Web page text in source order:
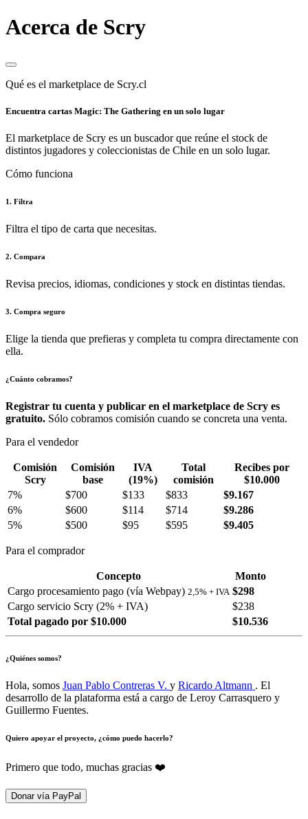
Acerca de Scry
Qué es el marketplace de Scry.cl
Encuentra cartas Magic: The Gathering en un solo lugar
El marketplace de Scry es un buscador que reúne el stock de
distintos jugadores y coleccionistas de Chile en un solo lugar.
Cómo funciona
1. Filtra
Filtra el tipo de carta que necesitas.
2. Compara
Revisa precios, idiomas, condiciones y stock en distintas tiendas.
3. Compra seguro
Elige la tienda que prefieras y completa tu compra directamente con
ella.
¿Cuánto cobramos?
Registrar tu cuenta y publicar en el marketplace de Scry es
gratuito. Sólo cobramos comisión cuando se concreta una venta.
Para el vendedor
Comisión
Scry
Comisión
base
IVA
(19%)
Total
comisión
Recibes por
$10.000
7%
$700 $133 $833
$9.167
6%
$600 $114 $714
$9.286
5%
$500 $95 $595 $9.405
Para el comprador
Concepto
Monto
Cargo procesamiento pago (vía Webpay) 2,5% + IVA $298
Cargo servicio Scry (2% + IVA)
$238
Total pagado por $10.000
$10.536
¿Quiénes somos?
Hola, somos Juan Pablo Contreras V. y Ricardo Altmann . El
desarrollo de la plataforma está a cargo de Leroy Carrasquero y
Guillermo Fuentes.
Quiero apoyar el proyecto, ¿cómo puedo hacerlo?
Primero que todo, muchas gracias ❤️
Donar vía PayPal